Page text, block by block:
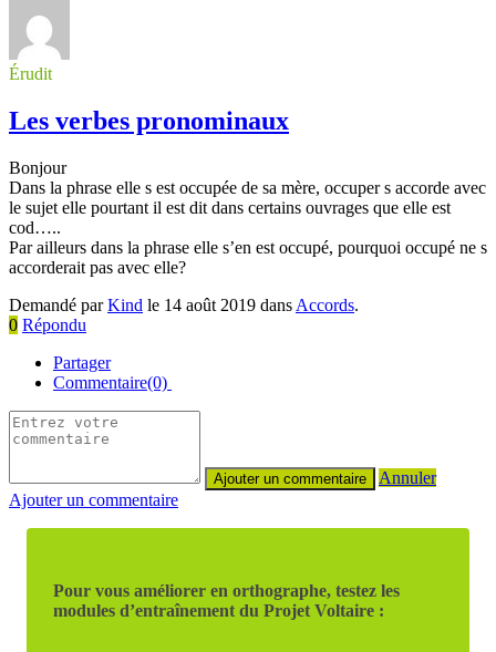
Érudit
Les verbes pronominaux
Bonjour
Dans la phrase elle s est occupée de sa mère, occuper s accorde avec
le sujet elle pourtant il est dit dans certains ouvrages que elle est
cod…..
Par ailleurs dans la phrase elle s’en est occupé, pourquoi occupé ne s
accorderait pas avec elle?
Demandé parKind le 14 août 2019 dans Accords.
0 Répondu
Partager
Commentaire(0)
Annuler
Ajouter un commentaire
Pour vous améliorer en orthographe, testez les
modules d’entraînement du Projet Voltaire :